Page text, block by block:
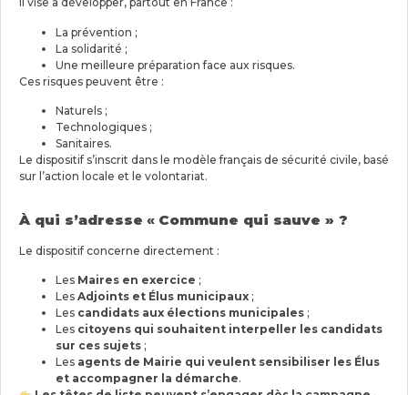
La prévention ;
La solidarité ;
Une meilleure préparation face aux risques.
Ces risques peuvent être :
Naturels ;
Technologiques ;
Sanitaires.
Le dispositif s’inscrit dans le modèle français de sécurité civile, basé
sur l’action locale et le volontariat.
À qui s’adresse « Commune qui sauve » ?
Le dispositif concerne directement :
Les Maires en exercice ;
Les Adjoints et Élus municipaux ;
Les candidats aux élections municipales ;
Les citoyens qui souhaitent interpeller les candidats
sur ces sujets ;
Les agents de Mairie qui veulent sensibiliser les Élus
et accompagner la démarche.